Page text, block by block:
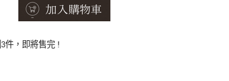
3件，即將售完 !